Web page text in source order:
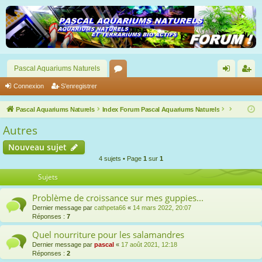
Pascal Aquariums Naturels
u ne nr
r
Connexion S’enregistrer
Pascal Aquariums Naturels Index Forum Pascal Aquariums Naturels
Autres
Nouveau sujet
4 sujets • Page 1 sur 1
Sujets
Problème de croissance sur mes guppies...
Dernier message par cathpeta66 « 14 mars 2022, 20:07
Réponses : 7
Quel nourriture pour les salamandres
Dernier message par pascal « 17 août 2021, 12:18
Réponses : 2